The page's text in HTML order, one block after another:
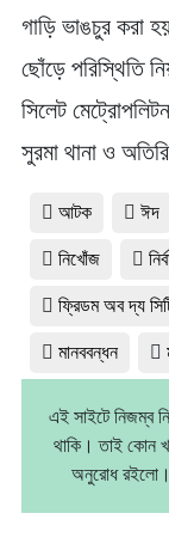
গাড়ি ভাঙচুর করা
ছোঁড়ে পরিস্থিতি
সিলেট
সুরমা থানা ও
আটক ঈদ
নিখোঁজ
ফ্রিডম অব দ্য
মানববন্ধন
এই সাইটে নিজম্ব
থাকি। তাই কোন
অনুরোধ